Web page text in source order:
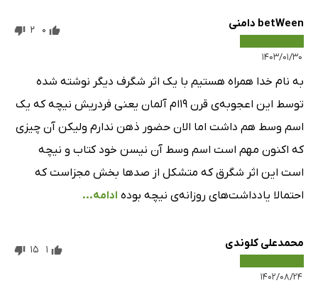
betWeen دامنی
۱۴۰۳/۰۱/۳۰
0
2
به نام خدا همراه هستیم با یک اثر شگرف دیگر نوشته شده
توسط این اعجوبه‌ی قرن ۱۹‌ام آلمان یعنی فردریش نیچه که یک
اسم وسط هم داشت اما الان حضور ذهن ندارم ولیکن آن چیزی
که اکنون مهم است اسم وسط آن نیسن خود کتاب و نیچه
است این اثر شگرق که متشکل از صدها بخش مجزاست که
احتمالا یادداشت‌های روزانه‌ی نیچه بوده ادامه...
محمدعلی کلوندی
۱۴۰۲/۰۸/۲۴
1
15